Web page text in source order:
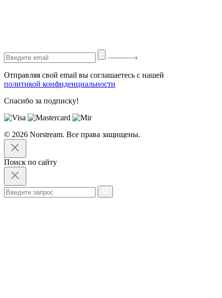
Отправляя свой email вы соглашаетесь с нашей
политикой конфиденциальности
Спасибо за подписку!
© 2026 Norstream. Все права защищены.
Поиск по сайту